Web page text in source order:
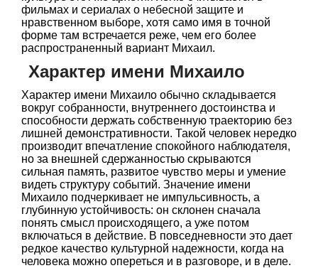
фильмах и сериалах о небесной защите и
нравственном выборе, хотя само имя в точной
форме там встречается реже, чем его более
распространенный вариант Михаил.
Характер имени Михаило
Характер имени Михаило обычно складывается
вокруг собранности, внутреннего достоинства и
способности держать собственную траекторию без
лишней демонстративности. Такой человек нередко
производит впечатление спокойного наблюдателя,
но за внешней сдержанностью скрываются
сильная память, развитое чувство меры и умение
видеть структуру событий. Значение имени
Михаило подчеркивает не импульсивность, а
глубинную устойчивость: он склонен сначала
понять смысл происходящего, а уже потом
включаться в действие. В повседневности это дает
редкое качество культурной надежности, когда на
человека можно опереться и в разговоре, и в деле.